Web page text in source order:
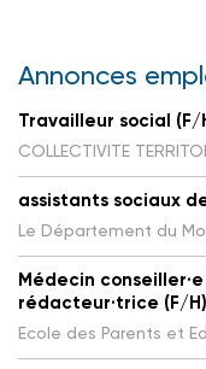
Annonces
Travailleur social (F/
COLLECTIVITE
assistants sociaux
Le Département du
Médecin
rédacteur·trice (F/H)
Ecole des Parents et